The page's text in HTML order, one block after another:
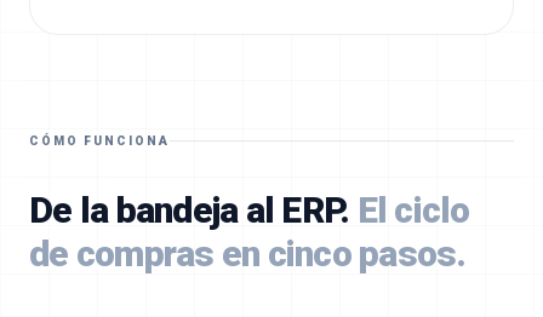
CÓMO FUNCIONA
De la bandeja al ERP. El ciclo
de compras en cinco pasos.